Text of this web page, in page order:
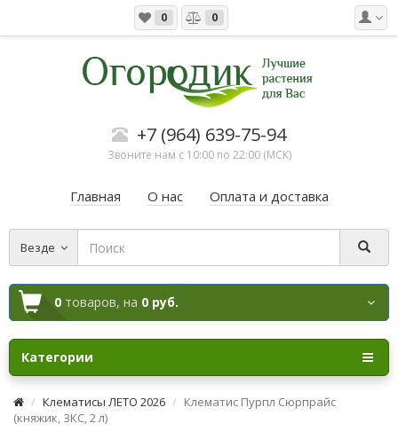
0 0
+7 (964) 639-75-94
Звоните нам с 10:00 по 22:00 (МСК)
Главная О нас Оплата и доставка
Везде
0 товаров, на 0 руб.
Категории
Клематисы ЛЕТО 2026
Клематис Пурпл Сюрпрайс
(княжик, ЗКС, 2 л)